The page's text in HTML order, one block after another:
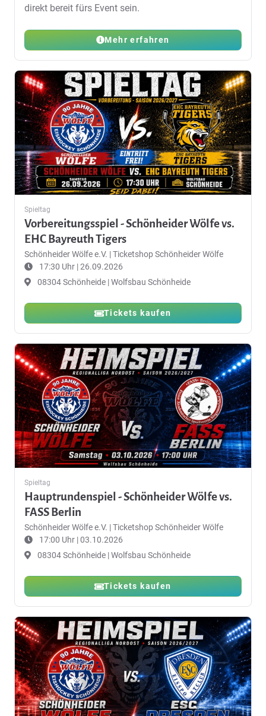
direkt bereit fürs Event sein.
Mehr erfahren
Spieltag
Vorbereitungsspiel - Schönheider Wölfe vs.
EHC Bayreuth Tigers
Schönheider Wölfe e.V. |Ticketshop Schönheider Wölfe
17:30 Uhr | 26.09.2026
08304 Schönheide | Wolfsbau Schönheide
Tickets kaufen
Spieltag
Hauptrundenspiel - Schönheider Wölfe vs.
FASS Berlin
Schönheider Wölfe e.V. |Ticketshop Schönheider Wölfe
17:00 Uhr | 03.10.2026
08304 Schönheide | Wolfsbau Schönheide
Tickets kaufen